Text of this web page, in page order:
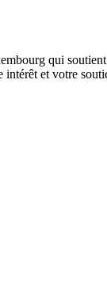
qui
intérêt et votre